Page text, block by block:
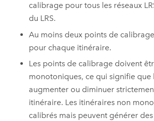
calibrage pour tous les réseaux
du LRS.
Au moins deux points de
pour chaque itinéraire.
Les points de calibrage doivent
monotoniques, ce qui signifie que
augmenter ou diminuer
itinéraire. Les itinéraires non
calibrés mais peuvent générer